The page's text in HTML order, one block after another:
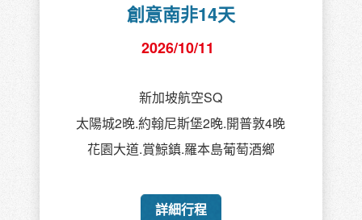
創意南非14天
2026/10/11
新加坡航空SQ
太陽城2晚.約翰尼斯堡2晚.開普敦4晚
花園大道.賞鯨鎮.羅本島葡萄酒鄉
詳細行程